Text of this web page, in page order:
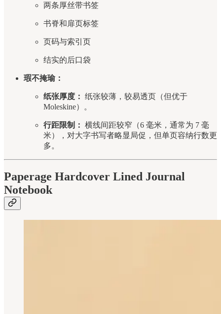
两条厚丝带书签
书脊和扉页标签
页码与索引页
结实的后口袋
瑕不掩瑜：
纸张厚度： 纸张较薄，较易透页（但优于
Moleskine）。
行距限制： 横线间距较窄（6 毫米，通常为 7 毫
米），对大字书写者略显局促，但单页容纳行数更
多。
Paperage Hardcover Lined Journal
Notebook